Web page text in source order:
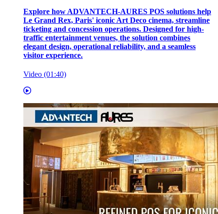
Explore how ADVANTECH-AURES POS solutions help
Le Grand Rex, Paris' iconic Art Deco cinema, streamline
ticketing and concession operations. Designed for high-
traffic entertainment venues, the solution combines
elegant design, operational reliability, and a seamless
visitor experience.
Video (01:40)